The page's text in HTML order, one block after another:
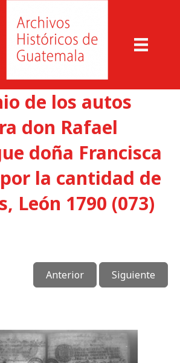
de los autos
don Rafael
doña Francisca
la cantidad de
León 1790 (073)
Anterior Siguiente